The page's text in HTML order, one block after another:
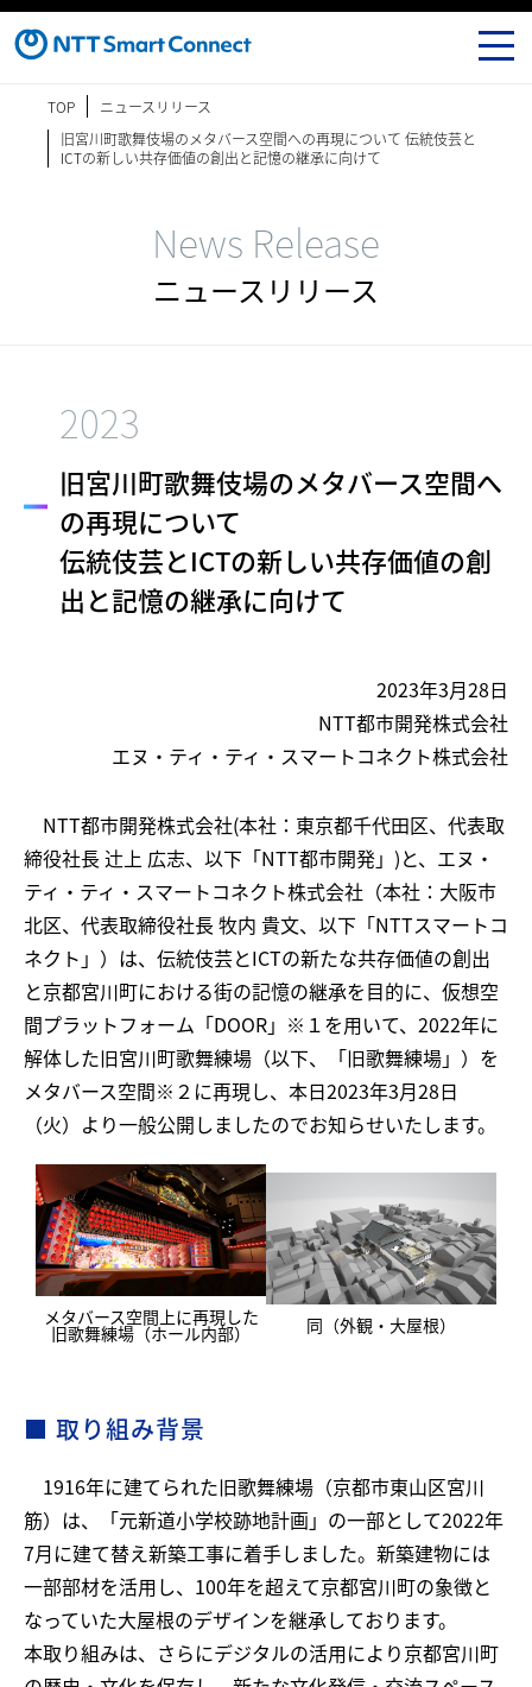
TOP
ニュースリリース
旧宮川町歌舞伎場のメタバース空間への再現について 伝統伎芸と
ICTの新しい共存価値の創出と記憶の継承に向けて
News Release
ニュースリリース
2023
旧宮川町歌舞伎場のメタバース空間へ
の再現について
伝統伎芸とICTの新しい共存価値の創
出と記憶の継承に向けて
2023年3月28日
NTT都市開発株式会社
エヌ・ティ・ティ・スマートコネクト株式会社
NTT都市開発株式会社(本社：東京都千代田区、代表取
締役社長 辻󠄀上 広志、以下「NTT都市開発」)と、エヌ・
ティ・ティ・スマートコネクト株式会社（本社：大阪市
北区、代表取締役社長 牧内 貴文、以下「NTTスマートコ
ネクト」）は、伝統伎芸とICTの新たな共存価値の創出
と京都宮川町における街の記憶の継承を目的に、仮想空
間プラットフォーム「DOOR」※１を用いて、2022年に
解体した旧宮川町歌舞練場（以下、「旧歌舞練場」）を
メタバース空間※２に再現し、本日2023年3月28日
（火）より一般公開しましたのでお知らせいたします。
メタバース空間上に再現した
旧歌舞練場（ホール内部） 同（外観・大屋根）
■ 取り組み背景
1916年に建てられた旧歌舞練場（京都市東山区宮川
筋）は、「元新道小学校跡地計画」の一部として2022年
7月に建て替え新築工事に着手しました。新築建物には
一部部材を活用し、100年を超えて京都宮川町の象徴と
なっていた大屋根のデザインを継承しております。
本取り組みは、さらにデジタルの活用により京都宮川町